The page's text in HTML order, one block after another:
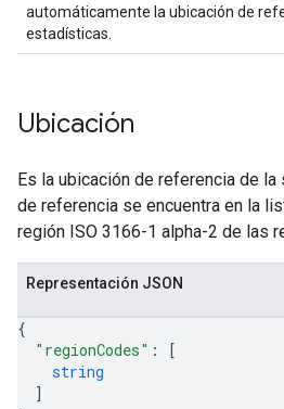
automáticamente la ubicación de
estadísticas.
Ubicación
Es la ubicación de referencia de
de referencia se encuentra en la
región ISO 3166-1 alpha-2 de las
Representación JSON
{
"regionCodes" :
[
string
]